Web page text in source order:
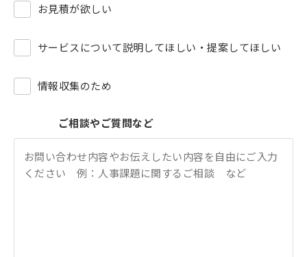
お見積が欲しい
サービスについて説明してほしい・提案してほしい
情報収集のため
ご相談やご質問など